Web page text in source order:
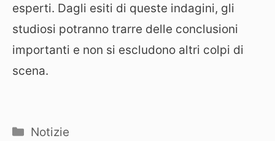
esperti. Dagli esiti di queste indagini, gli
studiosi potranno trarre delle conclusioni
importanti e non si escludono altri colpi di
scena.
Categorie
Notizie